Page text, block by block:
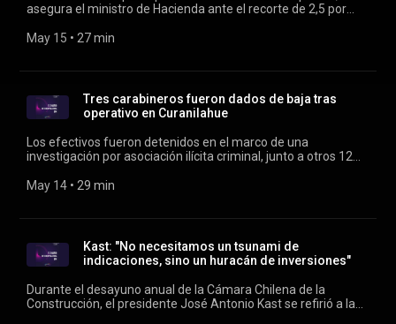
asegura el ministro de Hacienda ante el recorte de 2,5 por
Franco y Rodrigo Vergara.
May 15 • 27 min
Tres carabineros fueron dados de baja tras
operativo en Curanilahue
Los efectivos fueron detenidos en el marco de una
investigación por asociación ilícita criminal, junto a otros 12
Franco y Rodrigo Vergara.
May 14 • 29 min
Kast: "No necesitamos un tsunami de
indicaciones, sino un huracán de inversiones"
Durante el desayuno anual de la Cámara Chilena de la
Construcción, el presidente José Antonio Kast se refirió a la